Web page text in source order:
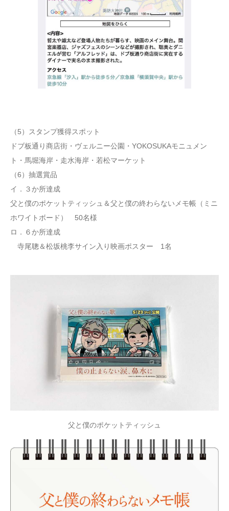
（5）スタンプ獲得スポット
ドブ板通り商店街・ヴェルニー公園・YOKOSUKAモニュメン
ト・馬堀海岸・走水海岸・若松マーケット
（6）抽選賞品
イ．３か所達成
父と僕のポケットティッシュ＆父と僕の終わらないメモ帳（ミニ
ホワイトボード） 50名様
ロ．６か所達成
寺尾聰＆松坂桃李サイン入り映画ポスター 1名
父と僕のポケットティッシュ